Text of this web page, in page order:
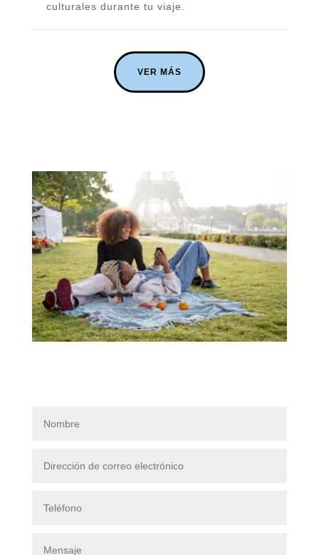
culturales durante tu viaje.
VER MÁS